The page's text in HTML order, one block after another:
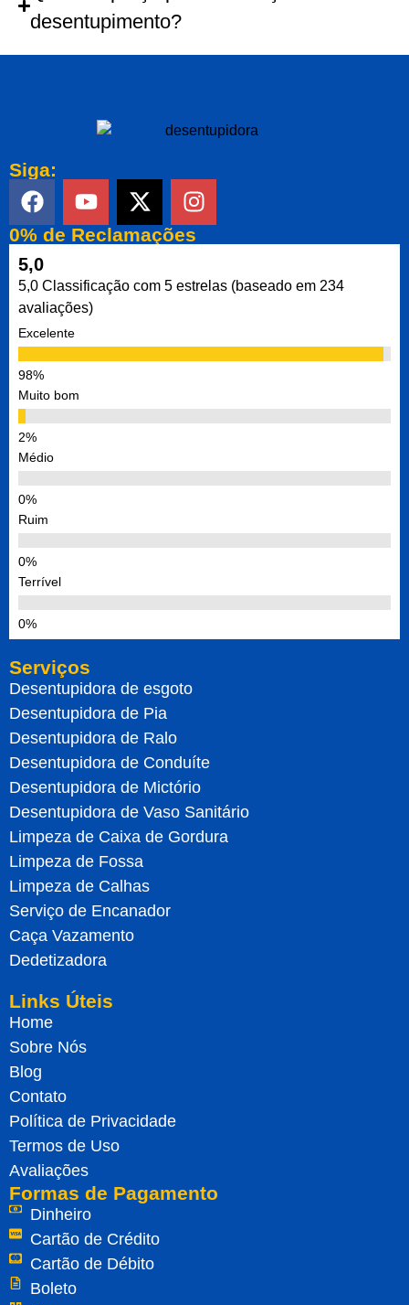
desentupimento?
Siga:
0% de Reclamações
5,0
5,0 Classificação com 5 estrelas (baseado em 234
avaliações)
Excelente
Muito bom
Médio
Ruim
Terrível
Serviços
Desentupidora de esgoto
Desentupidora de Pia
Desentupidora de Ralo
Desentupidora de Conduíte
Desentupidora de Mictório
Desentupidora de Vaso Sanitário
Limpeza de Caixa de Gordura
Limpeza de Fossa
Limpeza de Calhas
Serviço de Encanador
Caça Vazamento
Dedetizadora
Links Úteis
Home
Sobre Nós
Blog
Contato
Política de Privacidade
Termos de Uso
Avaliações
Formas de Pagamento
Dinheiro
Cartão de Crédito
Cartão de Débito
Boleto